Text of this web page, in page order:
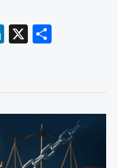
Li
nk
dI
n
X
p
ar
tir